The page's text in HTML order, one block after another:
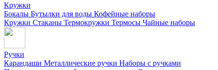
Кружки
Бокалы Бутылки для воды Кофейные наборы
Кружки Стаканы Термокружки Термосы Чайные наборы
Ручки
Карандаши Металлические ручки Наборы с ручками